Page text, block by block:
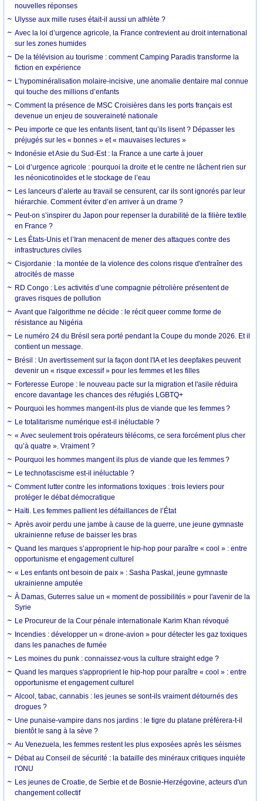
nouvelles réponses
Ulysse aux mille ruses était-il aussi un athlète ?
Avec la loi d’urgence agricole, la France contrevient au droit international
sur les zones humides
De la télévision au tourisme : comment Camping Paradis transforme la
fiction en expérience
L’hypominéralisation molaire-incisive, une anomalie dentaire mal connue
qui touche des millions d’enfants
Comment la présence de MSC Croisières dans les ports français est
devenue un enjeu de souveraineté nationale
Peu importe ce que les enfants lisent, tant qu’ils lisent ? Dépasser les
préjugés sur les « bonnes » et « mauvaises lectures »
Indonésie et Asie du Sud-Est : la France a une carte à jouer
Loi d’urgence agricole : pourquoi la droite et le centre ne lâchent rien sur
les néonicotinoïdes et le stockage de l’eau
Les lanceurs d’alerte au travail se censurent, car ils sont ignorés par leur
hiérarchie. Comment éviter d’en arriver à un drame ?
Peut-on s’inspirer du Japon pour repenser la durabilité de la filière textile
en France ?
Les États-Unis et l’Iran menacent de mener des attaques contre des
infrastructures civiles
Cisjordanie : la montée de la violence des colons risque d'entraîner des
atrocités de masse
RD Congo : Les activités d’une compagnie pétrolière présentent de
graves risques de pollution
Avant que l'algorithme ne décide : le récit queer comme forme de
résistance au Nigéria
Le numéro 24 du Brésil sera porté pendant la Coupe du monde 2026. Et il
contient un message.
Brésil : Un avertissement sur la façon dont l'IA et les deepfakes peuvent
devenir un « risque excessif » pour les femmes et les filles
Forteresse Europe : le nouveau pacte sur la migration et l'asile réduira
encore davantage les chances des réfugiés LGBTQ+
Pourquoi les hommes mangent-ils plus de viande que les femmes ?
Le totalitarisme numérique est-il inéluctable ?
« Avec seulement trois opérateurs télécoms, ce sera forcément plus cher
qu’à quatre ». Vraiment ?
Pourquoi les hommes mangent ils plus de viande que les femmes ?
Le technofascisme est-il inéluctable ?
Comment lutter contre les informations toxiques : trois leviers pour
protéger le débat démocratique
Haïti. Les femmes pallient les défaillances de l’État
Après avoir perdu une jambe à cause de la guerre, une jeune gymnaste
ukrainienne refuse de baisser les bras
Quand les marques s’approprient le hip-hop pour paraître « cool » : entre
opportunisme et engagement culturel
« Les enfants ont besoin de paix » : Sasha Paskal, jeune gymnaste
ukrainienne amputée
À Damas, Guterres salue un « moment de possibilités » pour l'avenir de la
Syrie
Le Procureur de la Cour pénale internationale Karim Khan révoqué
Incendies : développer un « drone-avion » pour détecter les gaz toxiques
dans les panaches de fumée
Les moines du punk : connaissez-vous la culture straight edge ?
Quand les marques s'approprient le hip-hop pour paraître « cool » : entre
opportunisme et engagement culturel
Alcool, tabac, cannabis : les jeunes se sont-ils vraiment détournés des
drogues ?
Une punaise-vampire dans nos jardins : le tigre du platane préférera-t-il
bientôt le sang à la sève ?
Au Venezuela, les femmes restent les plus exposées après les séismes
Débat au Conseil de sécurité : la bataille des minéraux critiques inquiète
l'ONU
Les jeunes de Croatie, de Serbie et de Bosnie-Herzégovine, acteurs d'un
changement collectif